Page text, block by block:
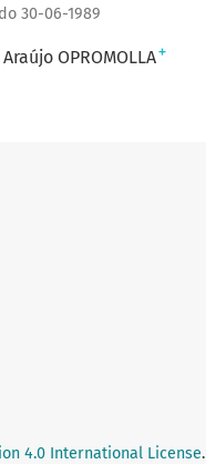
30-06-1989
OPROMOLLA+
4.0 International License.